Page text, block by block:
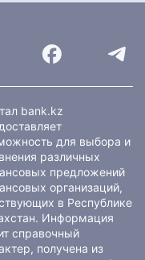
bank.kz
для выбора и
различных
предложений
организаций,
в Республике
Информация
справочный
получена из